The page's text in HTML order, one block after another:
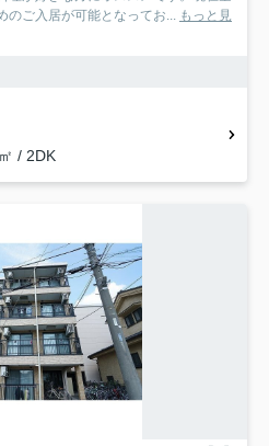
のご入居が可能となってお... もっと見
/ 2DK